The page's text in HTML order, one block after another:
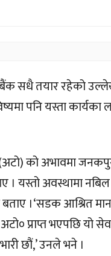
सधै तयार रहेको
पनि यस्ता कार्यका
को अभावमा
यस्तो अवस्थामा नबिल
।‘सडक आश्रित
प्राप्त भएपछि यो
छौं,’ उनले भने ।